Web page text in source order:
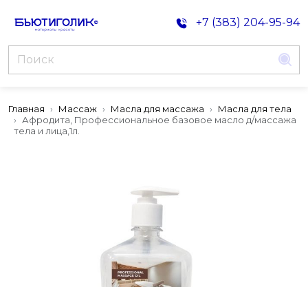
+7 (383) 204-95-94
Главная Массаж Масла для массажа
Масла для тела
Афродита, Профессиональное базовое масло д/массажа
тела и лица,1л.